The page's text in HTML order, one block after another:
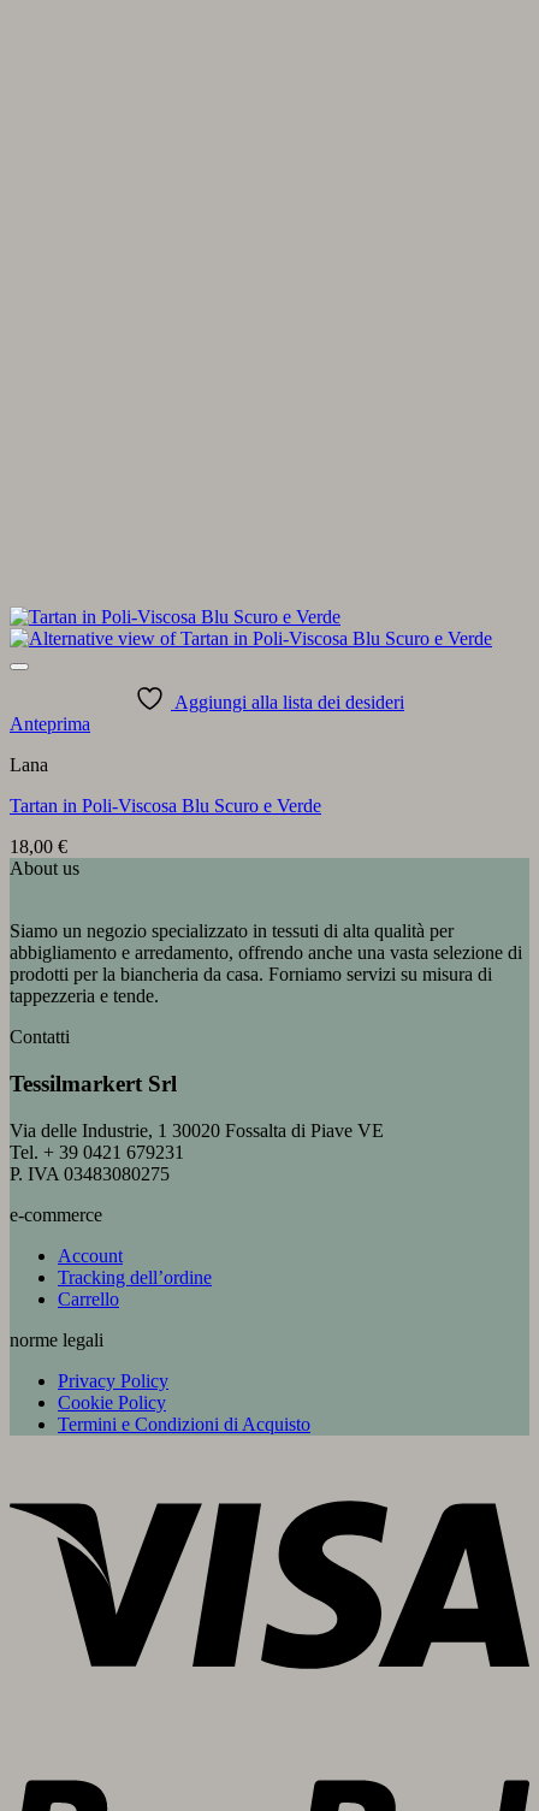
Aggiungi alla lista dei desideri
Anteprima
Lana
Tartan in Poli-Viscosa Blu Scuro e Verde
18,00 €
About us
Siamo un negozio specializzato in tessuti di alta qualità per
abbigliamento e arredamento, offrendo anche una vasta selezione di
prodotti per la biancheria da casa. Forniamo servizi su misura di
tappezzeria e tende.
Contatti
Tessilmarkert Srl
Via delle Industrie, 1 30020 Fossalta di Piave VE
Tel. + 39 0421 679231
P. IVA 03483080275
e-commerce
Account
Tracking dell’ordine
Carrello
norme legali
Privacy Policy
Cookie Policy
Termini e Condizioni di Acquisto